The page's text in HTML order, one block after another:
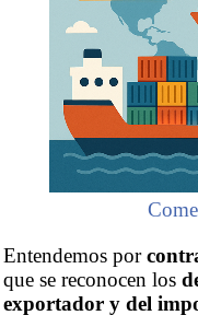
Entendemos por
que se reconocen los
exportador y del